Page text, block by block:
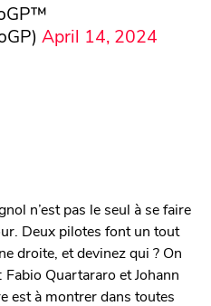
April 14, 2024
n’est pas le seul à se faire
Deux pilotes font un tout
droite, et devinez qui ? On
Quartararo et Johann
est à montrer dans toutes